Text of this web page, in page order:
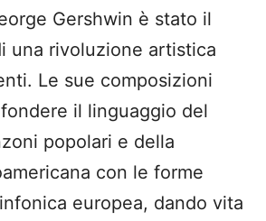
Gershwin è stato il
una rivoluzione artistica
Le sue composizioni
il linguaggio del
popolari e della
con le forme
europea, dando vita